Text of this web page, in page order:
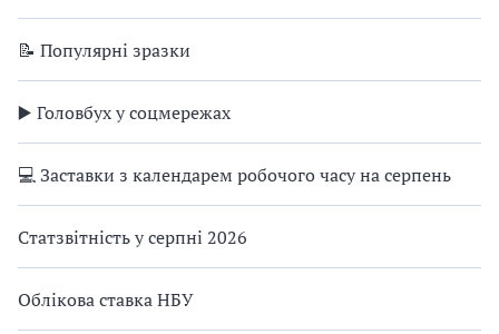
📝 Популярні зразки
▶️ Головбух у соцмережах
💻 Заставки з календарем робочого часу на серпень
Статзвітність у серпні 2026
Облікова ставка НБУ